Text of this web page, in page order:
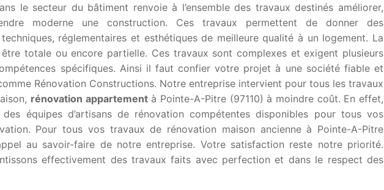
le secteur du bâtiment renvoie à l’ensemble des travaux destinés améliorer,
moderne une construction. Ces travaux permettent de donner des
réglementaires et esthétiques de meilleure qualité à un logement. La
totale ou encore partielle. Ces travaux sont complexes et exigent plusieurs
spécifiques. Ainsi il faut confier votre projet à une société fiable et
Rénovation Constructions. Notre entreprise intervient pour tous les travaux
rénovation appartementà Pointe-A-Pitre (97110) à moindre coût. En effet,
des équipes d’artisans de rénovation compétentes disponibles pour tous vos
Pour tous vos travaux de rénovation maison ancienne à Pointe-A-Pitre
au savoir-faire de notre entreprise. Votre satisfaction reste notre priorité.
effectivement des travaux faits avec perfection et dans le respect des